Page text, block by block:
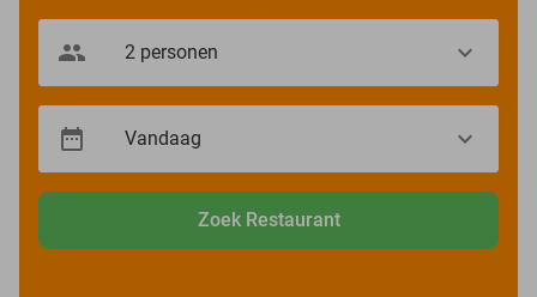
Zoek Restaurant